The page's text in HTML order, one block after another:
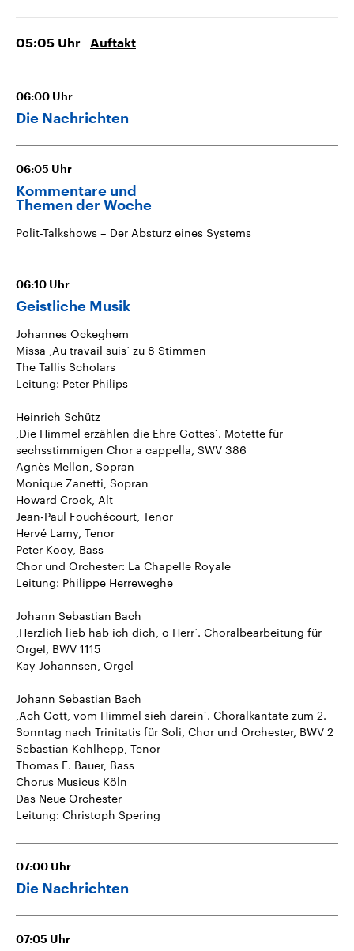
05:05 Uhr Auftakt
06:00 Uhr
Die Nachrichten
06:05 Uhr
Kommentare und
Themen der Woche
Polit-Talkshows – Der Absturz eines Systems
06:10 Uhr
Geistliche Musik
Johannes Ockeghem
Missa ‚Au travail suis‘ zu 8 Stimmen
The Tallis Scholars
Leitung: Peter Philips
Heinrich Schütz
‚Die Himmel erzählen die Ehre Gottes‘. Motette für
sechsstimmigen Chor a cappella, SWV 386
Agnès Mellon, Sopran
Monique Zanetti, Sopran
Howard Crook, Alt
Jean-Paul Fouchécourt, Tenor
Hervé Lamy, Tenor
Peter Kooy, Bass
Chor und Orchester: La Chapelle Royale
Leitung: Philippe Herreweghe
Johann Sebastian Bach
‚Herzlich lieb hab ich dich, o Herr‘. Choralbearbeitung für
Orgel, BWV 1115
Kay Johannsen, Orgel
Johann Sebastian Bach
‚Ach Gott, vom Himmel sieh darein‘. Choralkantate zum 2.
Sonntag nach Trinitatis für Soli, Chor und Orchester, BWV 2
Sebastian Kohlhepp, Tenor
Thomas E. Bauer, Bass
Chorus Musicus Köln
Das Neue Orchester
Leitung: Christoph Spering
07:00 Uhr
Die Nachrichten
07:05 Uhr